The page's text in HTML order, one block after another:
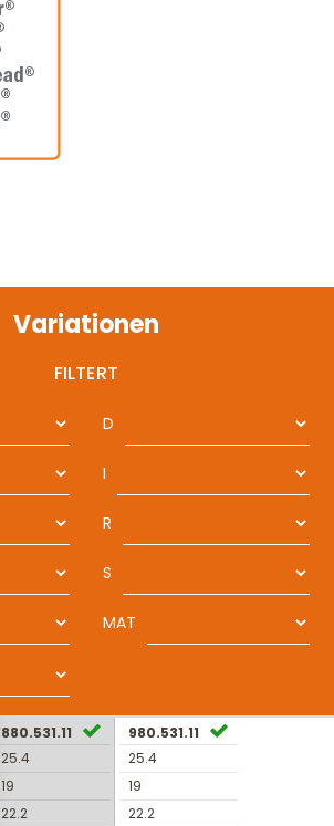
Variationen
FILTERT
D
I
R
S
MAT
880.531.11
25.4
19
22.2
980.531.11
25.4
19
22.2